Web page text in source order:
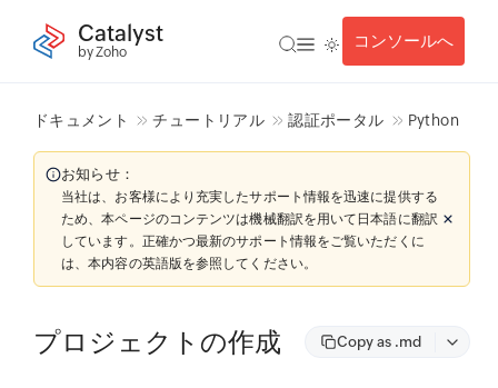
Catalyst
by Zoho
コンソールへ
ドキュメント チュートリアル 認証ポータル Python
お知らせ：
当社は、お客様により充実したサポート情報を迅速に提供する
ため、本ページのコンテンツは機械翻訳を用いて日本語に翻訳
しています。正確かつ最新のサポート情報をご覧いただくに
は、本内容の英語版を参照してください。
プロジェクトの作成 Copy as .md